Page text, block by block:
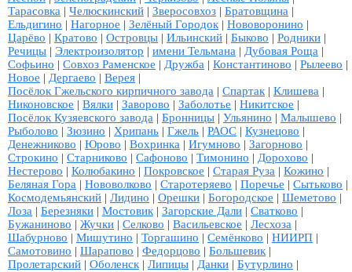
Тарасовка | Челюскинский | Зверосовхоз | Братовщина |
Ельдигино | Нагорное | Зелёный Городок | Нововоронино |
Царёво | Кратово | Островцы | Ильинский | Быково | Родники |
Речицы | Электроизолятор | имени Тельмана | Дубовая Роща |
Софьино | Совхоз Раменское | Дружба | Константиново | Рылеево |
Новое | Дергаево | Верея |
Посёлок Гжельского кирпичного завода | Спартак | Клишева |
Никоновское | Вялки | Заворово | Заболотье | Никитское |
Посёлок Кузяевского завода | Бронницы | Ульянино | Малышево |
Рыболово | Зюзино | Хрипань | Гжель | РАОС | Кузнецово |
Денежниково | Юрово | Вохринка | Игумново | Загорново |
Строкино | Старниково | Сафоново | Тимонино | Дорохово |
Нестерово | Колюбакино | Покровское | Старая Руза | Кожино |
Беляная Гора | Нововолково | Старотеряево | Поречье | Сытьково |
Космодемьянский | Лидино | Орешки | Богородское | Шеметово |
Лоза | Березняки | Мостовик | Загорские Дали | Сватково |
Бужаниново | Жучки | Селково | Васильевское | Лесхоза |
Шабурново | Мишутино | Торгашино | Семёнково | НИИРП |
Самотовино | Шарапово | Федорцово | Большевик |
Пролетарский | Оболенск | Липицы | Данки | Бутурлино |